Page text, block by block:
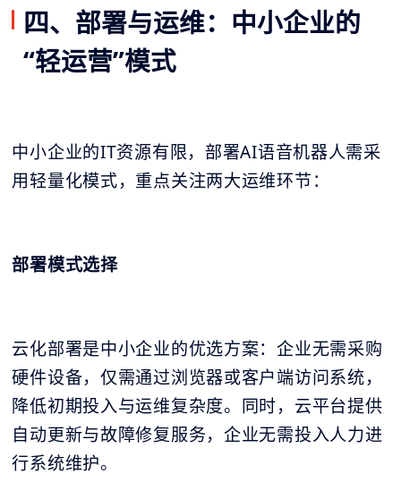
四、部署与运维：中小企业的
“轻运营”模式
中小企业的IT资源有限，部署AI语音机器人需采
用轻量化模式，重点关注两大运维环节：
部署模式选择
云化部署是中小企业的优选方案：企业无需采购
硬件设备，仅需通过浏览器或客户端访问系统，
降低初期投入与运维复杂度。同时，云平台提供
自动更新与故障修复服务，企业无需投入人力进
行系统维护。